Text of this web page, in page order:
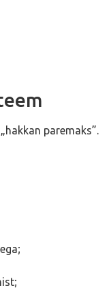
paremaks”.